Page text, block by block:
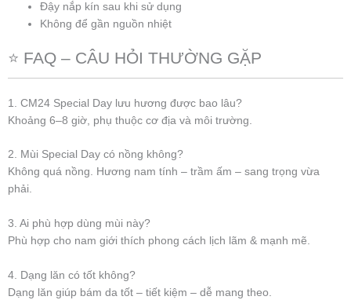
Đậy nắp kín sau khi sử dụng
Không để gần nguồn nhiệt
⭐ FAQ – CÂU HỎI THƯỜNG GẶP
1. CM24 Special Day lưu hương được bao lâu?
Khoảng 6–8 giờ, phụ thuộc cơ địa và môi trường.
2. Mùi Special Day có nồng không?
Không quá nồng. Hương nam tính – trầm ấm – sang trọng vừa
phải.
3. Ai phù hợp dùng mùi này?
Phù hợp cho nam giới thích phong cách lịch lãm & mạnh mẽ.
4. Dạng lăn có tốt không?
Dạng lăn giúp bám da tốt – tiết kiệm – dễ mang theo.